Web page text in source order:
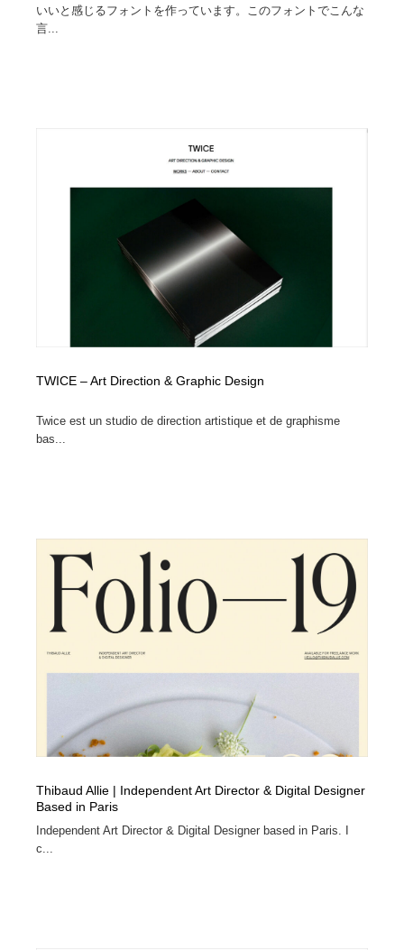
いいと感じるフォントを作っています。このフォントでこんな
言...
TWICE – Art Direction & Graphic Design
Twice est un studio de direction artistique et de graphisme
bas...
Thibaud Allie | Independent Art Director & Digital Designer
Based in Paris
Independent Art Director & Digital Designer based in Paris. I
c...